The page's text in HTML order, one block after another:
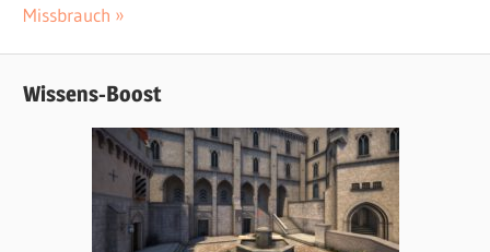
Navigation
Beitrag:
Missbrauch
Wissens-Boost